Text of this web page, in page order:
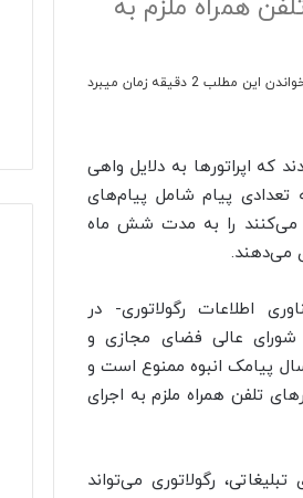
تلفن همراه ملزم به
این مطلب 2 دقیقه زمان میبرد
که اپراتورها به دلایل واهی
تعدادی پیام شامل پیام‌های
می‌کنند را به مدت شش ماه
می‌دهند.
اطلاعات رگولاتوری- در
اظهار کرد: بر اساس مصوبه ۲۱ شورای عالی فضای مجازی و
پیامک انبوه ممنوع است و
است که اپراتورهای تلفن همراه ملزم به اجرای
رگولاتوری می‌تواند